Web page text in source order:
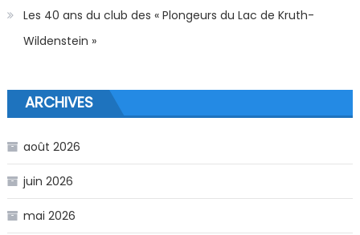
Les 40 ans du club des « Plongeurs du Lac de Kruth-
Wildenstein »
ARCHIVES
août 2026
juin 2026
mai 2026